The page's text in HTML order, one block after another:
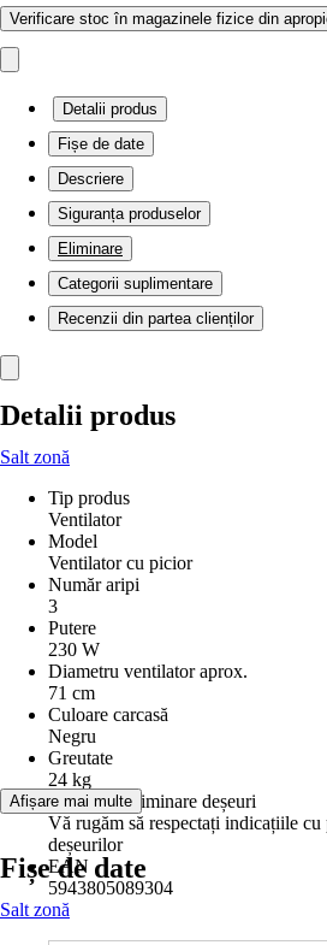
Verificare stoc în magazinele fizice din
Detalii produs
Fișe de date
Descriere
Siguranța produselor
Eliminare
Categorii suplimentare
Recenzii din partea clienților
Detalii produs
Salt zonă
Tip produs
Ventilator
Model
Ventilator cu picior
Număr aripi
3
Putere
230 W
Diametru ventilator aprox.
71 cm
Culoare carcasă
Negru
Greutate
24 kg
Informații eliminare deșeuri
Vă rugăm să respectați indicațiile
deșeurilor
EAN
5943805089304
Afișare mai multe
Fișe de date
Salt zonă